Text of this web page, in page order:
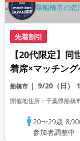
先着割引
【20代限定】
着席×マッチン
ン
船橋市 9/20（日）
開催地住所：千葉県船橋
20〜29歳
参加者調整中